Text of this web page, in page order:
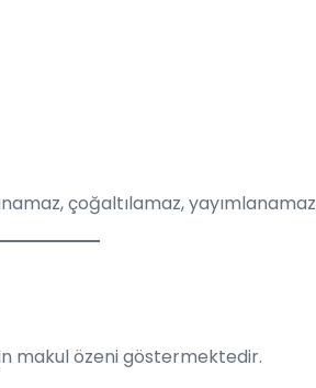
çoğaltılamaz,
makul özeni göstermektedir.